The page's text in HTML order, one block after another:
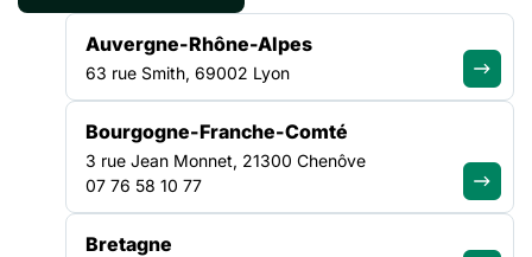
Bonjour tout le monde !
Bienvenue sur WordPress. Ceci est votre premier article.
Modifiez-le ou supprimez-le, puis commencez à écrire !…
Lire la suite
ALLER PLUS LOIN
Auvergne-Rhône-Alpes
63 rue Smith, 69002 Lyon
Bourgogne-Franche-Comté
3 rue Jean Monnet, 21300 Chenôve
07 76 58 10 77
Bretagne